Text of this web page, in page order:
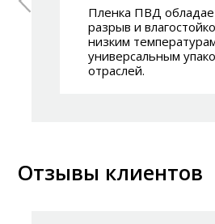
Пленка ПВД
разрыв и
низким
универсальным
отраслей.
Отзывы клиентов